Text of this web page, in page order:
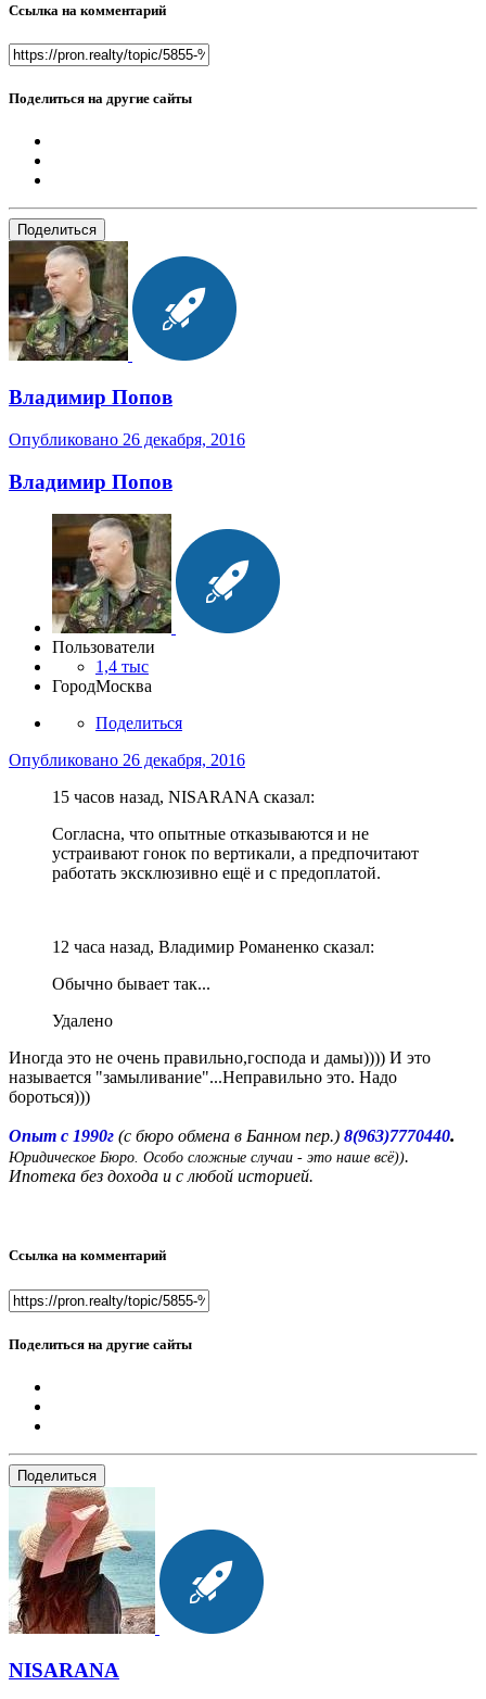
Ссылка на комментарий
Поделиться на другие сайты
Поделиться
Владимир Попов
Опубликовано 26 декабря, 2016
Владимир Попов
Пользователи
1,4 тыс
ГородМосква
Поделиться
Опубликовано 26 декабря, 2016
15 часов назад, NISARANA сказал:
Согласна, что опытные отказываются и не
устраивают гонок по вертикали, а предпочитают
работать эксклюзивно ещё и с предоплатой.
12 часа назад, Владимир Романенко сказал:
Обычно бывает так...
Удалено
Иногда это не очень правильно,господа и дамы)))) И это
называется "замыливание"...Неправильно это. Надо
бороться)))
Опыт с 1990г (с бюро обмена в Банном пер.) 8(963)7770440.
Юридическое Бюро. Особо сложные случаи - это наше всё)).
Ипотека без дохода и с любой историей.
Ссылка на комментарий
Поделиться на другие сайты
Поделиться
NISARANA